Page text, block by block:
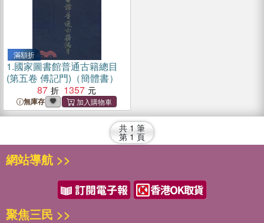
滿額折
1.國家圖書館普通古籍總目
(第五卷 傅記門)（簡體書）
87
1357
無庫存
共 1 筆
第 1 頁
網站導航 >>
聚焦三民 >>